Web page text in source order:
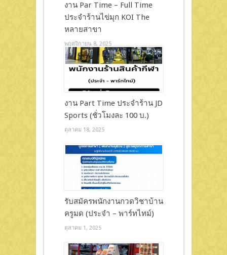
งาน Par Time – Full Time
ประจำร้านไข่มุก KOI The
หลายสาขา
พฤศจิกายน 8, 2025
งาน Part Time ประจำร้าน JD
Sports (ชั่วโมงละ 100 บ.)
ตุลาคม 18, 2025
รับสมัครพนักงานกวดวิชาบ้าน
ครูมด (ประจำ – พาร์ทไทม์)
ตุลาคม 1, 2025